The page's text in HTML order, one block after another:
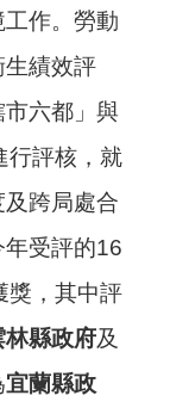
作。勞動
績效評
六都」與
行評核，就
跨局處合
受評的16
獎，其中評
林縣政府及
宜蘭縣政